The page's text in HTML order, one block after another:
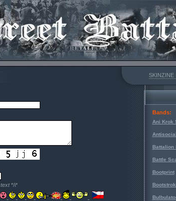
SKINZINE
text*/i*
Bands:
Ani Krok
Battalion
Battle
Bootprint